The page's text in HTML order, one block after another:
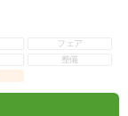
フェア
整備